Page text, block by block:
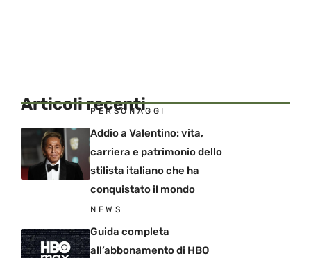
Articoli recenti
PERSONAGGI
Addio a Valentino: vita,
carriera e patrimonio dello
stilista italiano che ha
conquistato il mondo
NEWS
Guida completa
all’abbonamento di HBO